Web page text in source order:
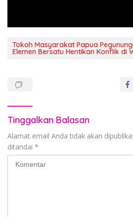
Tokoh Masyarakat Papua
Elemen Bersatu Hentikan Konflik di
Tinggalkan Balasan
Alamat email Anda tidak akan
ditandai *